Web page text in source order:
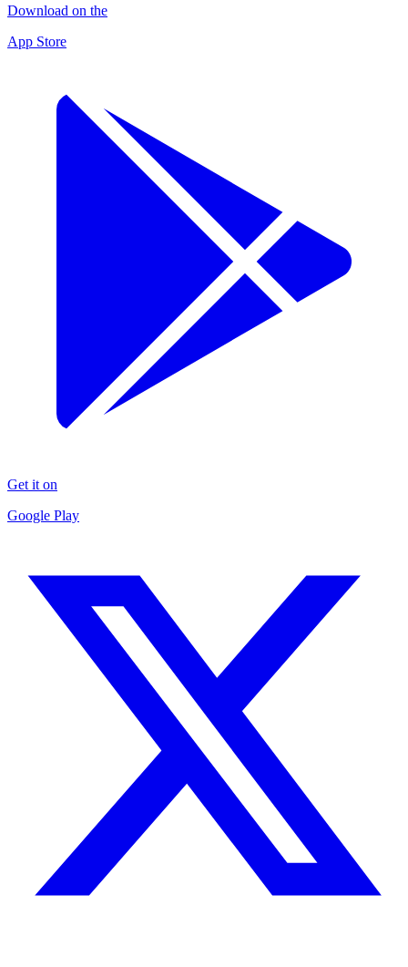
Download on the
App Store
Get it on
Google Play